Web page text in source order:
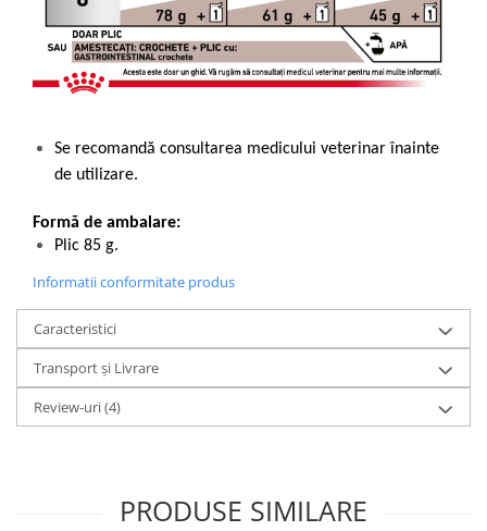
Se recomandă consultarea medicului veterinar înainte
de utilizare.
Formă de ambalare:
Plic 85 g.
Informatii conformitate produs
Caracteristici
Transport și Livrare
Review-uri(4)
PRODUSE SIMILARE